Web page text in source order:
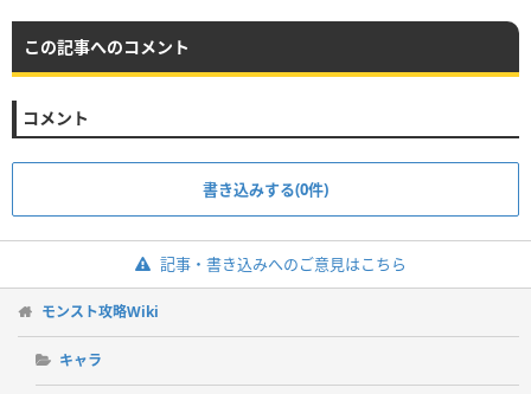
この記事へのコメント
コメント
書き込みする(0件)
記事・書き込みへのご意見はこちら
モンスト攻略Wiki
キャラ